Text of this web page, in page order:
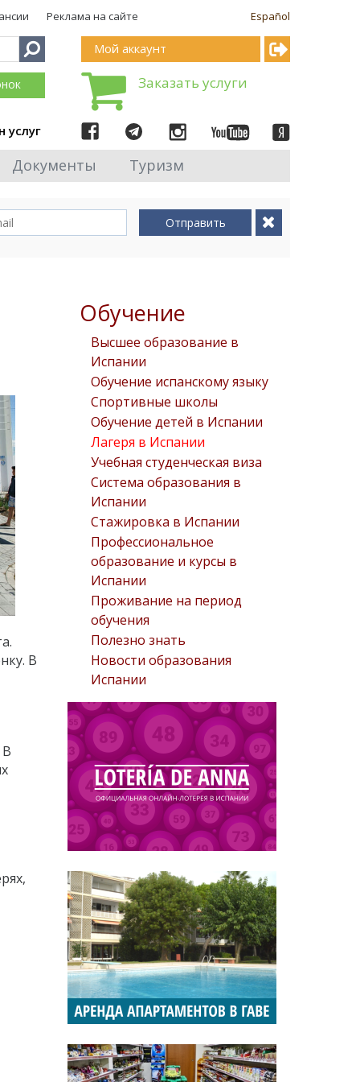
Español
Реклама на сайте
услуг
Мой аккаунт
Заказать услуги
Документы Туризм
Отправить
Обучение
Высшее образование в
Испании
Обучение испанскому языку
Спортивные школы
Обучение детей в Испании
Лагеря в Испании
Учебная студенческая виза
Система образования в
Испании
Стажировка в Испании
Профессиональное
образование и курсы в
Испании
Проживание на период
обучения
Полезно знать
Новости образования
Испании
В